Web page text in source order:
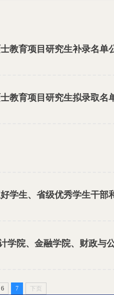
教育项目研究生补录名单
教育项目研究生拟录取名
6 7 下页